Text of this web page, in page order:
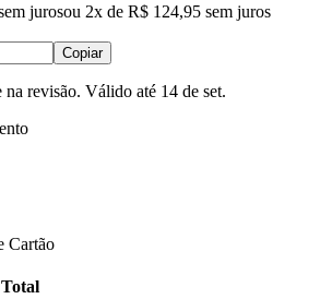
jurosou 2x de R$ 124,95 sem juros
Copiar
na revisão. Válido até 14 de set.
Cartão
Total